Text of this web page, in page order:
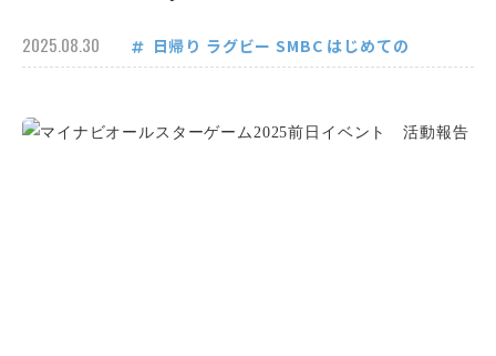
2025.08.30 日帰り ラグビー SMBC はじめての